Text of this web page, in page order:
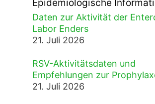
Epidemiologische
Daten zur Aktivität der
Labor Enders
21. Juli 2026
RSV-Aktivitätsdaten und
Empfehlungen zur
21. Juli 2026